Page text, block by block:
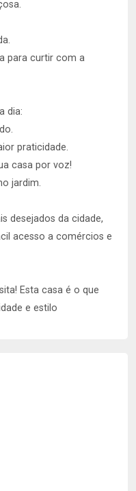
para curtir com a
dia:
praticidade.
casa por voz!
jardim.
desejados da cidade,
acesso a comércios e
Esta casa é o que
e estilo